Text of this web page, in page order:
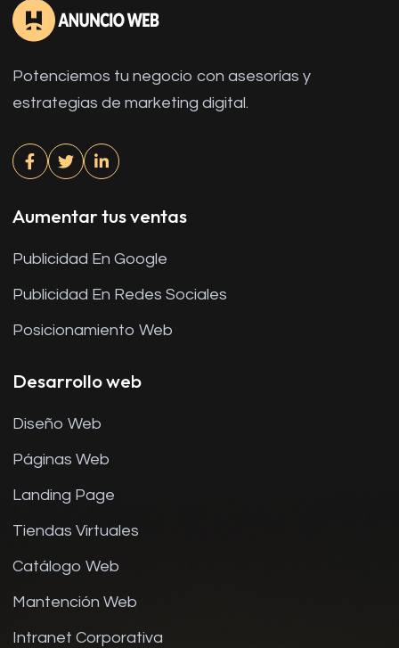
Potenciemos tu negocio con asesorías y
estrategias de marketing digital.
Aumentar tus ventas
Publicidad En Google
Publicidad En Redes Sociales
Posicionamiento Web
Desarrollo web
Diseño Web
Páginas Web
Landing Page
Tiendas Virtuales
Catálogo Web
Mantención Web
Intranet Corporativa